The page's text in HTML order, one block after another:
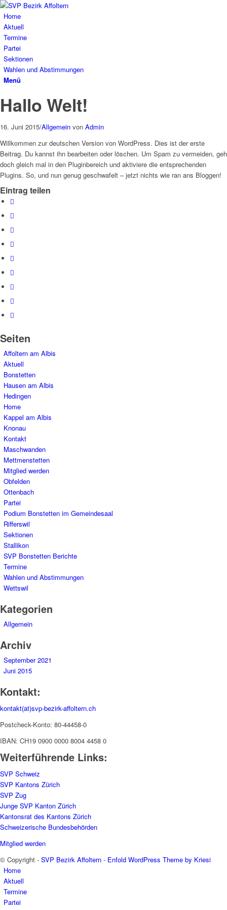
Home
Aktuell
Termine
Partei
Sektionen
Wahlen und Abstimmungen
Menü
Hallo Welt!
16. Juni 2015/Allgemein von Admin
Willkommen zur deutschen Version von WordPress. Dies ist der erste
Beitrag. Du kannst ihn bearbeiten oder löschen. Um Spam zu vermeiden, geh
doch gleich mal in den Pluginbereich und aktiviere die entsprechenden
Plugins. So, und nun genug geschwafelt – jetzt nichts wie ran ans Bloggen!
Eintrag teilen
Seiten
Affoltern am Albis
Aktuell
Bonstetten
Hausen am Albis
Hedingen
Home
Kappel am Albis
Knonau
Kontakt
Maschwanden
Mettmenstetten
Mitglied werden
Obfelden
Ottenbach
Partei
Podium Bonstetten im Gemeindesaal
Rifferswil
Sektionen
Stallikon
SVP Bonstetten Berichte
Termine
Wahlen und Abstimmungen
Wettswil
Kategorien
Allgemein
Archiv
September 2021
Juni 2015
Kontakt:
kontakt(at)svp-bezirk-affoltern.ch
Postcheck-Konto: 80-44458-0
IBAN: CH19 0900 0000 8004 4458 0
Weiterführende Links:
SVP Schweiz
SVP Kantons Zürich
SVP Zug
Junge SVP Kanton Zürich
Kantonsrat des Kantons Zürich
Schweizerische Bundesbehörden
Mitglied werden
© Copyright - SVP Bezirk Affoltern - Enfold WordPress Theme by Kriesi
Home
Aktuell
Termine
Partei